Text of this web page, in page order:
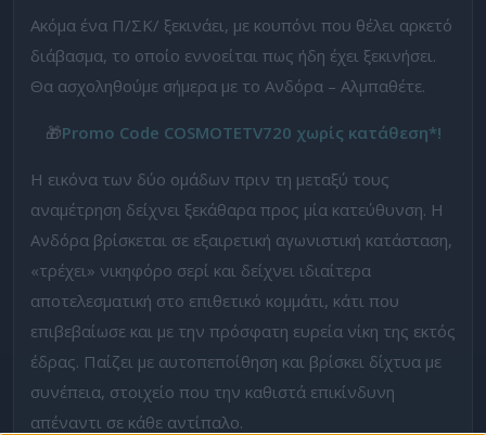
Ακόμα ένα Π/ΣΚ/ ξεκινάει, με κουπόνι που θέλει αρκετό
διάβασμα, το οποίο εννοείται πως ήδη έχει ξεκινήσει.
Θα ασχοληθούμε σήμερα με το Ανδόρα – Αλμπαθέτε.
🎁Promo Code COSMOTETV720 χωρίς κατάθεση*!
Η εικόνα των δύο ομάδων πριν τη μεταξύ τους
αναμέτρηση δείχνει ξεκάθαρα προς μία κατεύθυνση. Η
Ανδόρα βρίσκεται σε εξαιρετική αγωνιστική κατάσταση,
«τρέχει» νικηφόρο σερί και δείχνει ιδιαίτερα
αποτελεσματική στο επιθετικό κομμάτι, κάτι που
επιβεβαίωσε και με την πρόσφατη ευρεία νίκη της εκτός
έδρας. Παίζει με αυτοπεποίθηση και βρίσκει δίχτυα με
συνέπεια, στοιχείο που την καθιστά επικίνδυνη
απέναντι σε κάθε αντίπαλο.